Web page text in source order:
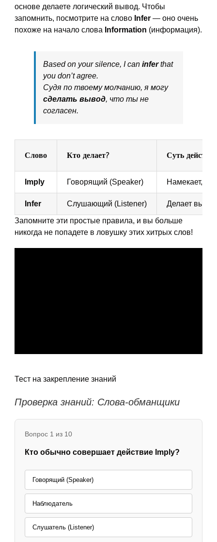
основе делаете логический вывод. Чтобы
запомнить, посмотрите на слово Infer — оно очень
похоже на начало слова Information (информация).
Based on your silence, I can inferthat
you don’t agree.
Судя по твоему молчанию, я могу
сделать вывод, что ты не
согласен.
Слово Кто делает? Суть
Imply Говорящий (Speaker) Намекает, не
Infer Слушающий (Listener) Делает
Запомните эти простые правила, и вы больше
никогда не попадете в ловушку этих хитрых слов!
Тест на закрепление знаний
Проверка знаний: Слова-обманщики
Вопрос 1 из 10
Кто обычно совершает действие Imply?
Говорящий (Speaker)
Наблюдатель
Слушатель (Listener)